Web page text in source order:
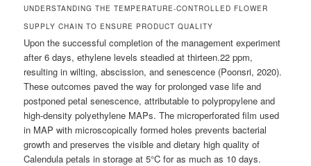
UNDERSTANDING THE TEMPERATURE-CONTROLLED FLOWER
SUPPLY CHAIN TO ENSURE PRODUCT QUALITY
Upon the successful completion of the management experiment
after 6 days, ethylene levels steadied at thirteen.22 ppm,
resulting in wilting, abscission, and senescence (Poonsri, 2020).
These outcomes paved the way for prolonged vase life and
postponed petal senescence, attributable to polypropylene and
high-density polyethylene MAPs. The microperforated film used
in MAP with microscopically formed holes prevents bacterial
growth and preserves the visible and dietary high quality of
Calendula petals in storage at 5°C for as much as 10 days.